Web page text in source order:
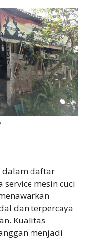
dalam daftar
mesin cuci
dan terpercaya
Kualitas
menjadi